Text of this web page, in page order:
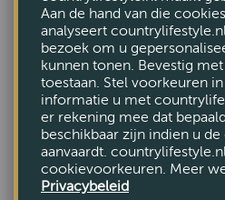
Aan de hand van die
analyseert
bezoek om u
kunnen tonen. Bevestig
toestaan. Stel voorkeuren
informatie u met
er rekening mee dat
beschikbaar zijn indien u
aanvaardt.
cookievoorkeuren. Meer
Privacybeleid